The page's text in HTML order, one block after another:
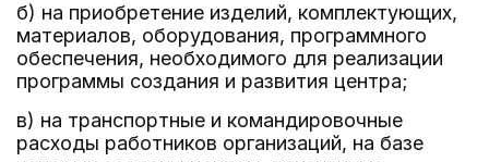
б) на приобретение изделий, комплектующих,
материалов, оборудования, программного
обеспечения, необходимого для реализации
программы создания и развития центра;
в) на транспортные и командировочные
расходы работников организаций, на базе